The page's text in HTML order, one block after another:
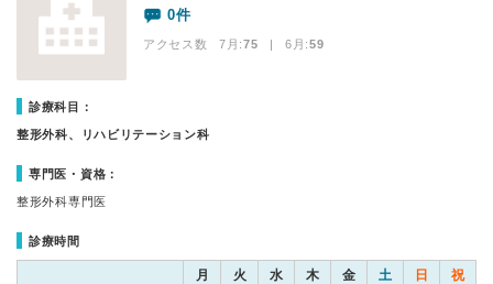
0件
アクセス数 7月:75 | 6月:59
診療科目：
整形外科、リハビリテーション科
専門医・資格：
整形外科専門医
診療時間
月 火 水 木 金 土 日 祝